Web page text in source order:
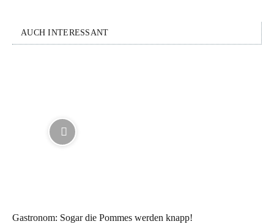
AUCH INTERESSANT
Gastronom: Sogar die Pommes werden knapp!